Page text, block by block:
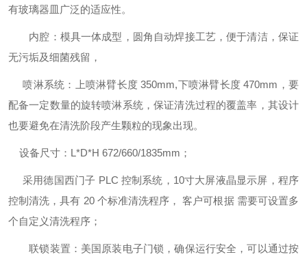
有玻璃器皿广泛的适应性。
内腔：模具一体成型，圆角自动焊接工艺，便于清洁，保证
无污垢及细菌残留，
喷淋系统：上喷淋臂长度 350mm,下喷淋臂长度 470mm，要
配备一定数量的旋转喷淋系统，保证清洗过程的覆盖率，其设计
也要避免在清洗阶段产生颗粒的现象出现。
设备尺寸：L*D*H 672/660/1835mm；
采用德国西门子 PLC 控制系统，10寸大屏液晶显示屏，程序
控制清洗，具有 20 个标准清洗程序， 客户可根据 需要可设置多
个自定义清洗程序；
联锁装置：美国原装电子门锁，确保运行安全，可以通过按